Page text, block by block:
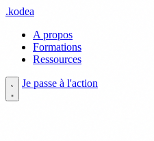
.kodea
A propos
Formations
Ressources
Je passe à l'action